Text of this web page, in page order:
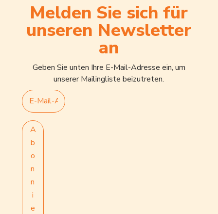
Melden Sie sich für
unseren Newsletter
an
Geben Sie unten Ihre E-Mail-Adresse ein, um
unserer Mailingliste beizutreten.
A
b
o
n
n
i
e